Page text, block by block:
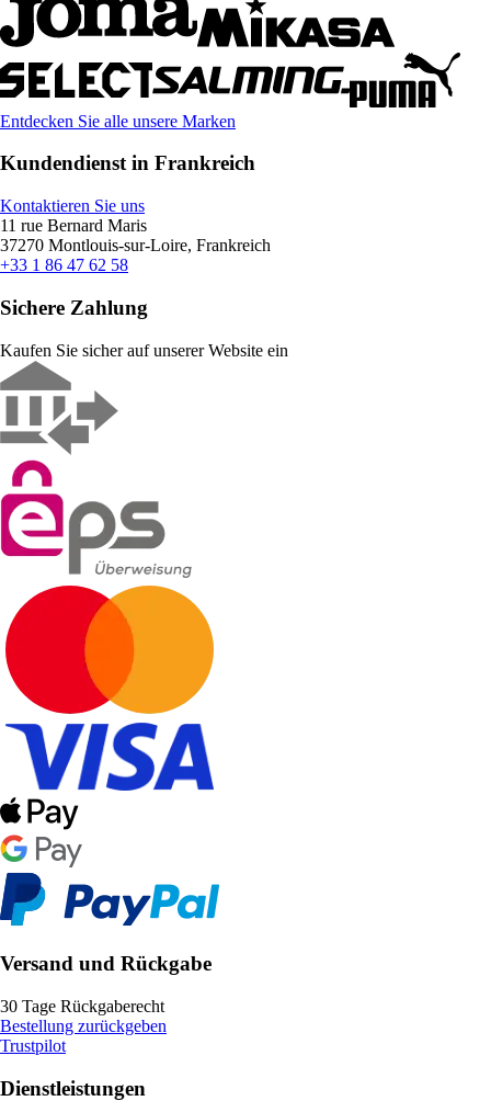
Entdecken Sie alle unsere Marken
Kundendienst in Frankreich
Kontaktieren Sie uns
11 rue Bernard Maris
37270 Montlouis-sur-Loire, Frankreich
+33 1 86 47 62 58
Sichere Zahlung
Kaufen Sie sicher auf unserer Website ein
Versand und Rückgabe
30 Tage Rückgaberecht
Bestellung zurückgeben
Trustpilot
Dienstleistungen